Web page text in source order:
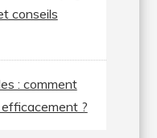
conseils
: comment
?